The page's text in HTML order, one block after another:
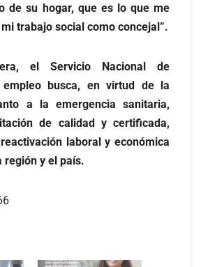
de su hogar, que es lo que me
trabajo social como concejal”.
el Servicio Nacional de
empleo busca, en virtud de la
a la emergencia sanitaria,
de calidad y certificada,
laboral y económica
región y el país.